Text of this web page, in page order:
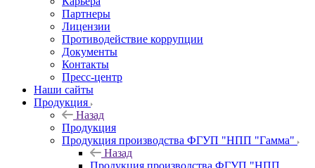
Партнеры
Лицензии
Противодействие коррупции
Документы
Контакты
Пресс-центр
Наши сайты
Продукция
Назад
Продукция
Продукция производства ФГУП "НПП "Гамма"
Назад
Продукция производства ФГУП "НПП